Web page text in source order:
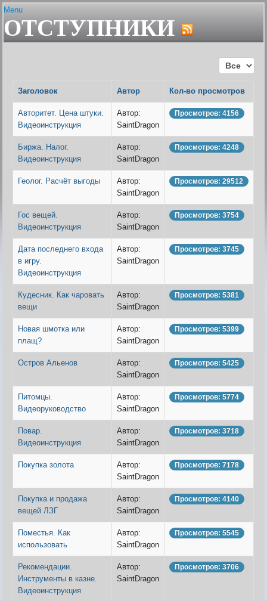
Menu
Главная
Устав
Архив
Политика плагина
Гайды и сервисы
Ближайшие
Бонусы клановых узоров
Генератор лотереи
Геолог. Расчёт выгоды
Гильдии для воинов
Дата последнего входа в
Дом пробудившихся.
фракций
Живые легенды
Заброшенный завод.
монстров
Землекоп. Расчёт выгоды
Карта подземки
Квесты. Академия
Видео
Форум
Клиент игры на android
ОТСТУПНИКИ
Кол-во
Заголовок Автор Кол-во просмотров
Авторитет. Цена штуки.
Видеоинструкция
Автор:
SaintDragon
Просмотров: 4156
Биржа. Налог.
Видеоинструкция
Автор:
SaintDragon
Просмотров: 4248
Геолог. Расчёт выгоды
Автор:
SaintDragon
Просмотров: 29512
Гос вещей.
Видеоинструкция
Автор:
SaintDragon
Просмотров: 3754
Дата последнего входа
в игру.
Видеоинструкция
Автор:
SaintDragon
Просмотров: 3745
Кудесник. Как чаровать
вещи
Автор:
SaintDragon
Просмотров: 5381
Новая шмотка или
плащ?
Автор:
SaintDragon
Просмотров: 5399
Остров Альенов
Автор:
SaintDragon
Просмотров: 5425
Питомцы.
Видеоруководство
Автор:
SaintDragon
Просмотров: 5774
Повар.
Видеоинструкция
Автор:
SaintDragon
Просмотров: 3718
Покупка золота
Автор:
SaintDragon
Просмотров: 7178
Покупка и продажа
вещей ЛЗГ
Автор:
SaintDragon
Просмотров: 4140
Поместья. Как
использовать
Автор:
SaintDragon
Просмотров: 5545
Рекомендации.
Инструменты в казне.
Видеоинструкция
Автор:
SaintDragon
Просмотров: 3706